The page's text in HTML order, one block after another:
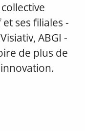
ses filiales -
ABGI -
de plus de